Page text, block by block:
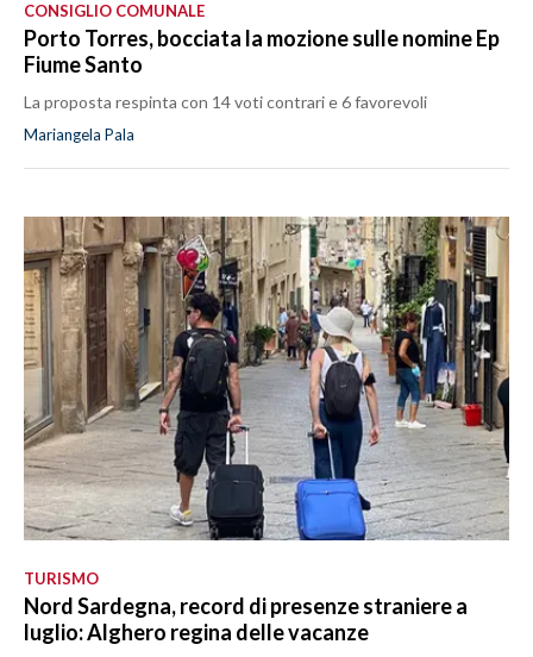
CONSIGLIO COMUNALE
Porto Torres, bocciata la mozione sulle nomine Ep
Fiume Santo
La proposta respinta con 14 voti contrari e 6 favorevoli
Mariangela Pala
TURISMO
Nord Sardegna, record di presenze straniere a
luglio: Alghero regina delle vacanze